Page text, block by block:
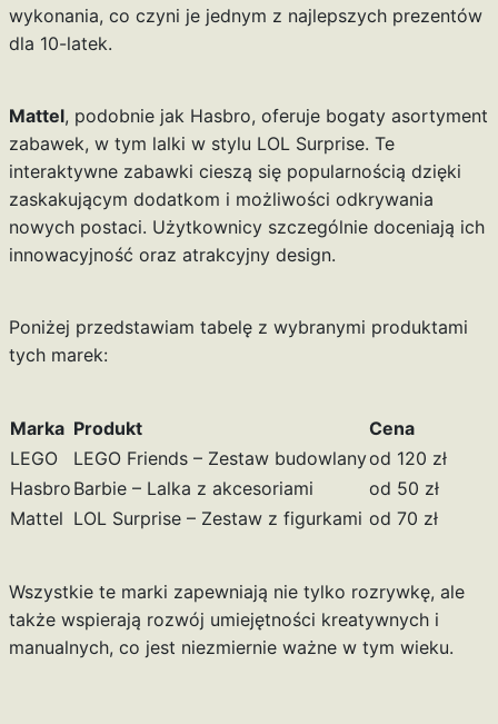
wykonania, co czyni je jednym z najlepszych prezentów
dla 10-latek.
Mattel, podobnie jak Hasbro, oferuje bogaty asortyment
zabawek, w tym lalki w stylu LOL Surprise. Te
interaktywne zabawki cieszą się popularnością dzięki
zaskakującym dodatkom i możliwości odkrywania
nowych postaci. Użytkownicy szczególnie doceniają ich
innowacyjność oraz atrakcyjny design.
Poniżej przedstawiam tabelę z wybranymi produktami
tych marek:
Marka Produkt
Cena
LEGO
LEGO Friends – Zestaw budowlanyod 120 zł
Hasbro Barbie – Lalka z akcesoriami
od 50 zł
Mattel LOL Surprise – Zestaw z figurkami od 70 zł
Wszystkie te marki zapewniają nie tylko rozrywkę, ale
także wspierają rozwój umiejętności kreatywnych i
manualnych, co jest niezmiernie ważne w tym wieku.